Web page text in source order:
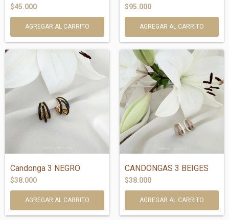
$45.000 $95.000
Candonga 3 NEGRO
$38.000
CANDONGAS 3 BEIGES
$38.000